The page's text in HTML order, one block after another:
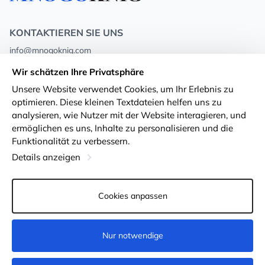
KONTAKTIEREN SIE UNS
info@mnogoknig.com
Rīga, Augusta Deglava 69d, LV-1082
Über uns
Geschäfte
Lieferung und Zahlung
Treuekarten
Für Großhandelskunden
Privacy Policy
Geschäftsbedingungen
Rückgabe von Waren
Cookie-Einstellungen
Wir schätzen Ihre Privatsphäre
Unsere Website verwendet Cookies, um Ihr Erlebnis zu
optimieren. Diese kleinen Textdateien helfen uns zu
analysieren, wie Nutzer mit der Website interagieren, und
ermöglichen es uns, Inhalte zu personalisieren und die
Funktionalität zu verbessern.
Details anzeigen
Cookies anpassen
Nur notwendige